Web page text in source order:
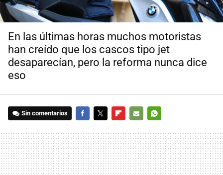
En las últimas horas muchos motoristas
han creído que los cascos tipo jet
desaparecían, pero la reforma nunca dice
eso
Sin comentarios
MAIL